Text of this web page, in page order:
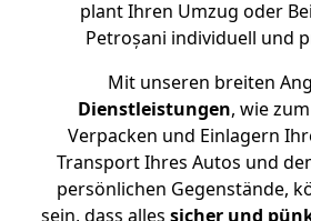
plant Ihren Umzug oder
Petroșani individuell und
Mit unseren breiten
Dienstleistungen, wie
Verpacken und Einlagern
Transport Ihres Autos und
persönlichen Gegenstände,
sein, dass alles sicher und